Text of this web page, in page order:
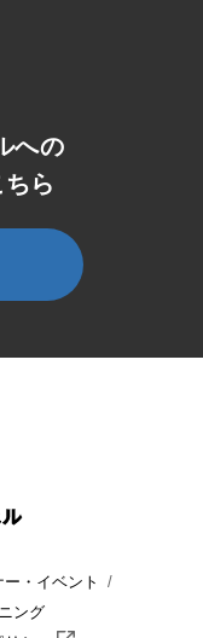
への
ら
ー・イベント
ング